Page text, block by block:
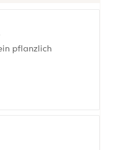
pflanzlich